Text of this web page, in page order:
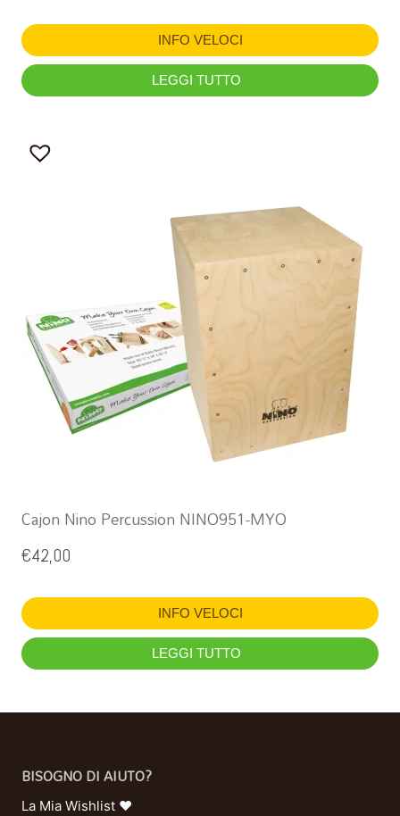
INFO VELOCI
LEGGI TUTTO
Cajon Nino Percussion NINO951-MYO
€42,00
INFO VELOCI
LEGGI TUTTO
BISOGNO DI AIUTO?
La Mia Wishlist ❤